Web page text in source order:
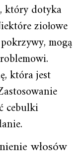
który dotyka
ziołowe
mogą
która jest
cebulki
włosów